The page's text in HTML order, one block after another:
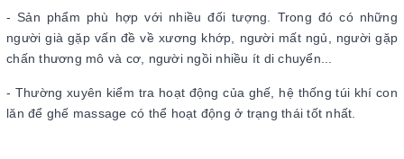
- Sản phẩm phù hợp với nhiều đối tượng. Trong đó có những
người già gặp vấn đề về xương khớp, người mất ngủ, người gặp
chấn thương mô và cơ, người ngồi nhiều ít di chuyển...
- Thường xuyên kiểm tra hoạt động của ghế, hệ thống túi khí con
lăn để ghế massage có thể hoạt động ở trạng thái tốt nhất.